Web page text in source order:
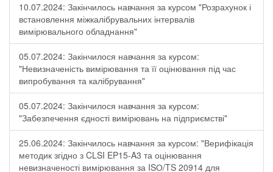
10.07.2024: Закінчилось навчання за курсом "Розрахунок і
встановлення міжкалібрувальних інтервалів
вимірювального обладнання"
05.07.2024: Закінчилося навчання за курсом:
"Невизначеність вимірювання та її оцінювання під час
випробування та калібрування"
05.07.2024: Закінчилося навчання за курсом:
"Забезпечення єдності вимірювань на підприємстві"
25.06.2024: Закінчилось навчання за курсом: "Верифікація
методик згідно з CLSI EP15-A3 та оцінювання
невизначеності вимірювання за ISО/TS 20914 для